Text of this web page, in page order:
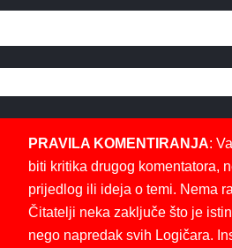
PRAVILA KOMENTIRANJA:
biti kritika drugog komentatora,
prijedlog ili ideja o temi. Nema
Čitatelji neka zaključe što je
nego napredak svih Logičara.